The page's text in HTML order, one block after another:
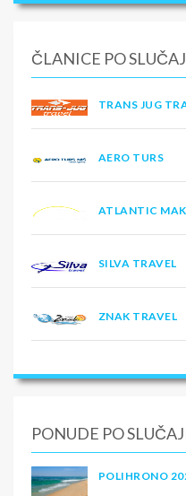
ČLANICE PO
TRANS JUG
AERO TURS
ATLANTIC
SILVA TRAVEL
ZNAK TRAVEL
PONUDE PO
POLIHRONO